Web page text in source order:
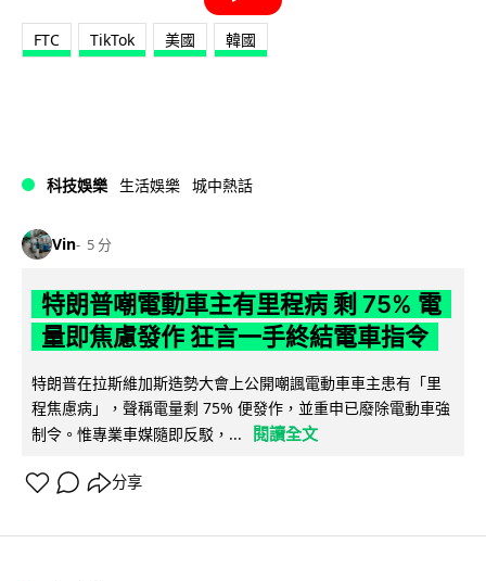
FTC TikTok 美國 韓國
科技娛樂 生活娛樂 城中熱話
Vin 5 分
特朗普嘲電動車主有里程病 剩 75% 電
量即焦慮發作 狂言一手終結電車指令
特朗普在拉斯維加斯造勢大會上公開嘲諷電動車車主患有「里
程焦慮病」，聲稱電量剩 75% 便發作，並重申已廢除電動車強
制令。惟專業車媒隨即反駁，...
閱讀全文
分享